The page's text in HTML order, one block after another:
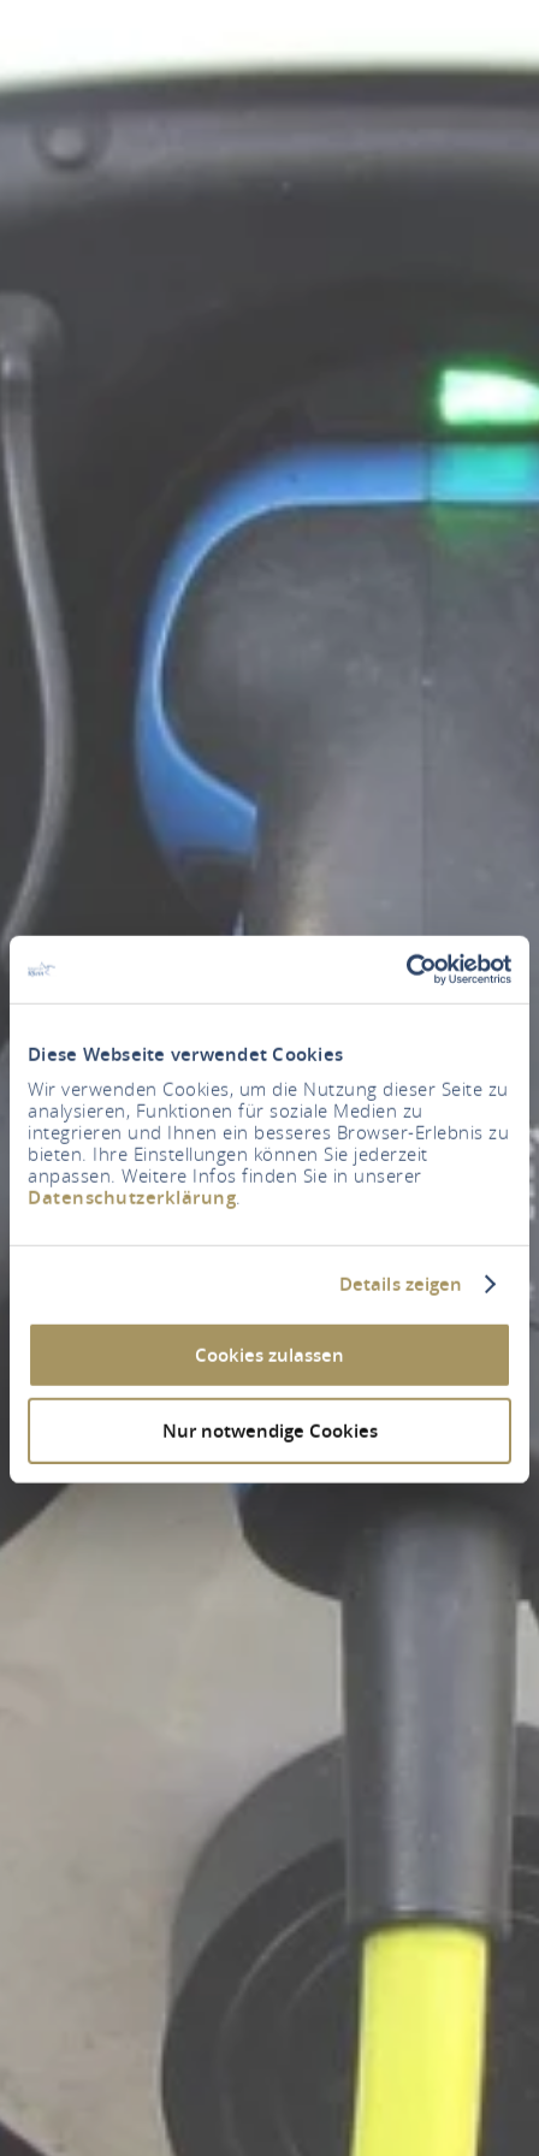
Diese Webseite verwendet Cookies
Wir verwenden Cookies, um die Nutzung dieser Seite zu
analysieren, Funktionen für soziale Medien zu
integrieren und Ihnen ein besseres Browser-Erlebnis zu
bieten. Ihre Einstellungen können Sie jederzeit
anpassen. Weitere Infos finden Sie in unserer
Datenschutzerklärung.
Details zeigen
Cookies zulassen
Nur notwendige Cookies